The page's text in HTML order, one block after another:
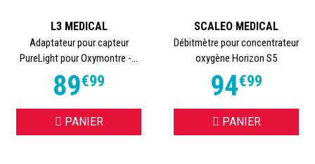
L3 MEDICAL
Adaptateur pour capteur
PureLight pour Oxymontre -...
89€99
PANIER
SCALEO MEDICAL
Débitmètre pour concentrateur
oxygène Horizon S5
94€99
PANIER